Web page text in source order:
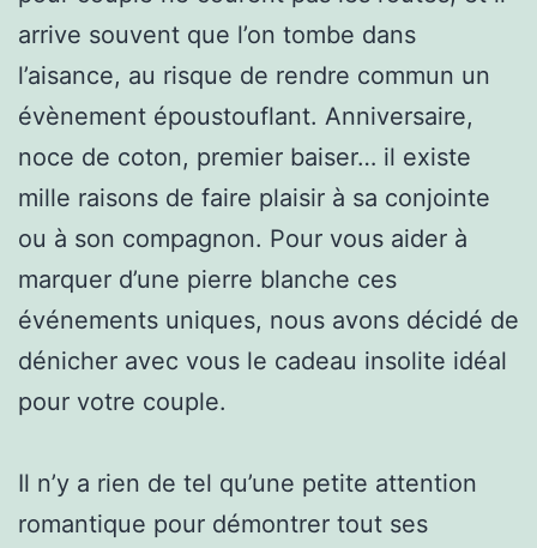
arrive souvent que l’on tombe dans
l’aisance, au risque de rendre commun un
évènement époustouflant. Anniversaire,
noce de coton, premier baiser… il existe
mille raisons de faire plaisir à sa conjointe
ou à son compagnon. Pour vous aider à
marquer d’une pierre blanche ces
événements uniques, nous avons décidé de
dénicher avec vous le cadeau insolite idéal
pour votre couple.
Il n’y a rien de tel qu’une petite attention
romantique pour démontrer tout ses